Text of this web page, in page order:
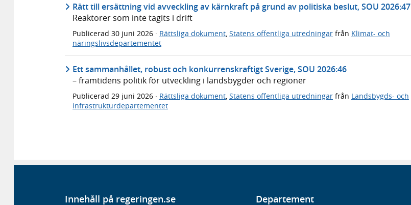
Rätt till ersättning vid avveckling av kärnkraft på grund av politiska beslut, SOU 2026:47
Reaktorer som inte tagits i drift
Publicerad 30 juni 2026 · Rättsliga dokument Statens offentliga utredningar från Klimat- och
näringslivsdepartementet
Ett sammanhållet, robust och konkurrenskraftigt Sverige, SOU 2026:46
– framtidens politik för utveckling i landsbygder och regioner
Publicerad 29 juni 2026 · Rättsliga dokument, Statens offentliga utredningar från Landsbygds- och
infrastrukturdepartementet
Innehåll på regeringen.se Departement